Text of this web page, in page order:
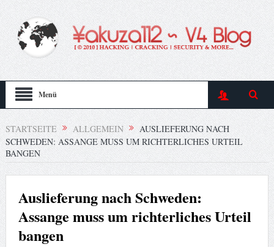
Menü
STARTSEITE ALLGEMEIN
AUSLIEFERUNG NACH
SCHWEDEN: ASSANGE MUSS UM RICHTERLICHES URTEIL
BANGEN
Auslieferung nach Schweden:
Assange muss um richterliches Urteil
bangen